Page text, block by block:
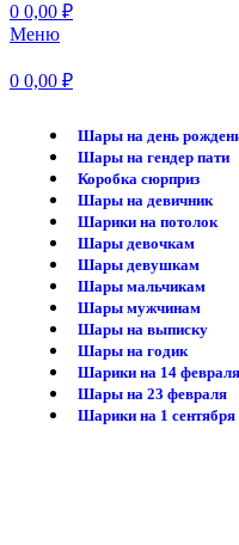
0 0,00 ₽
Меню
0 0,00 ₽
Шары на день
Шары на гендер пати
Коробка сюрприз
Шары на девичник
Шарики на потолок
Шары девочкам
Шары девушкам
Шары мальчикам
Шары мужчинам
Шары на выписку
Шары на годик
Шарики на 14 февраля
Шары на 23 февраля
Шарики на 1 сентября